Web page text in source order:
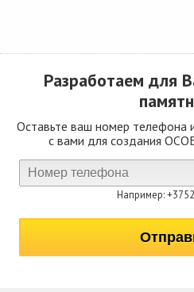
Разработаем для
Оставьте ваш номер телефона
с вами для создания
Например: